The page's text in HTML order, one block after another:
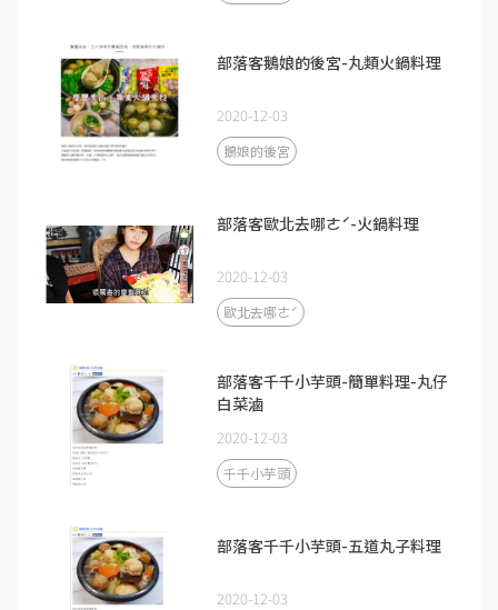
部落客鵝娘的後宮-丸類火鍋料理
2020-12-03
鵝娘的後宮
部落客歐北去哪ㄜˊ-火鍋料理
2020-12-03
歐北去哪ㄜˊ
部落客千千小芋頭-簡單料理-丸仔
白菜滷
2020-12-03
千千小芋頭
部落客千千小芋頭-五道丸子料理
2020-12-03